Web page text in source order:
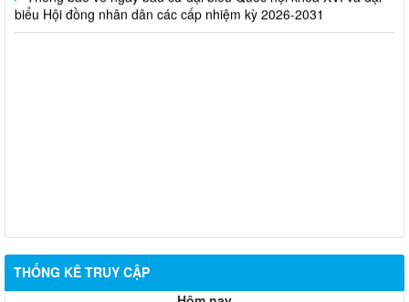
biểu Hội đồng nhân dân các cấp nhiệm kỳ 2026-2031
THỐNG KÊ TRUY CẬP